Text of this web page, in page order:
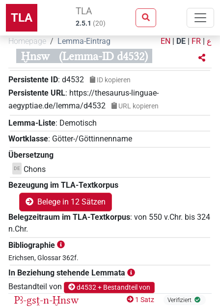
TLA TLA
2.5.1 (20)
Homepage Lemma-Eintrag EN | DE | FR | ع
Ḫnsw (Lemma-ID d4532)
Persistente ID: d4532 ID kopieren
Persistente URL: https://thesaurus-linguae-
aegyptiae.de/lemma/d4532
URL kopieren
Lemma-Liste: Demotisch
Wortklasse: Götter-/Göttinnenname
Übersetzung
DE
Chons
Bezeugung im TLA-Textkorpus
Belege in 12 Sätzen
Belegzeitraum im TLA-Textkorpus: von 550 v.Chr. bis 324
n.Chr.
Bibliographie
Erichsen, Glossar 362f.
In Beziehung stehende Lemmata
Bestandteil von
d4532 + Bestandteil von
Pꜣ-gsṱ-n-Ḫnsw 1 Satz Verifiziert